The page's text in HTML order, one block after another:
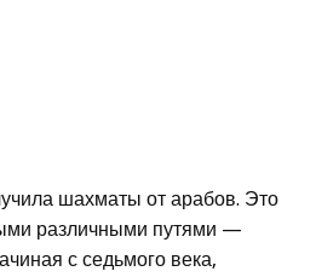
шахматы от арабов. Это
различными путями —
с седьмого века,